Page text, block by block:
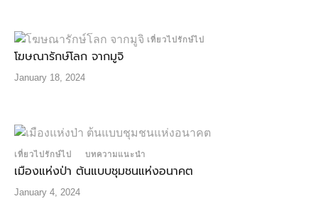
เที่ยวไปรักษ์ไป
โฆษณารักษ์โลก จากมูจิ
January 18, 2024
เที่ยวไปรักษ์ไป บทความแนะนำ
เมืองแห่งป่า ต้นแบบชุมชนแห่งอนาคต
January 4, 2024